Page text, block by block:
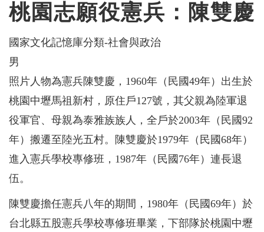
桃園志願役憲兵：陳雙慶
國家文化記憶庫分類-社會與政治
男
照片人物為憲兵陳雙慶，1960年（民國49年）出生於
桃園中壢馬祖新村，原住戶127號，其父親為陸軍退
役軍官、母親為泰雅族族人，全戶於2003年（民國92
年）搬遷至陸光五村。陳雙慶於1979年（民國68年）
進入憲兵學校專修班，1987年（民國76年）連長退
伍。
陳雙慶擔任憲兵八年的期間，1980年（民國69年）於
台北縣五股憲兵學校專修班畢業，下部隊於桃園中壢